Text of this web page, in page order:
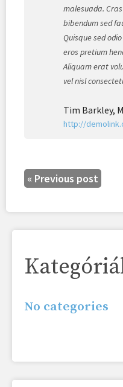
malesuada.
bibendum sed
Quisque sed
eros pretium
Aliquam erat
vel nisl
Tim Barkley,
http://
« Previous post
No categories